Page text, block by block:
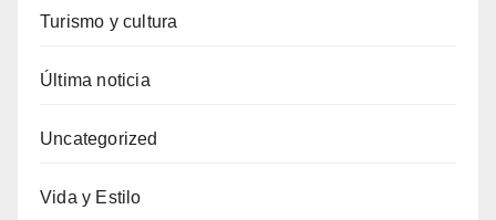
Turismo y cultura
Última noticia
Uncategorized
Vida y Estilo